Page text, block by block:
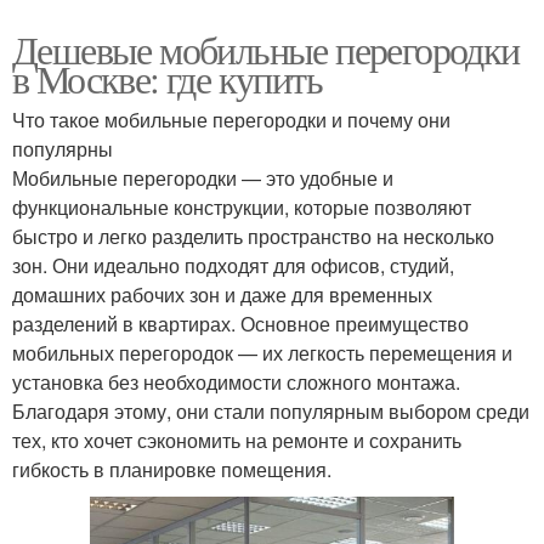
Дешевые мобильные перегородки
в Москве: где купить
Что такое мобильные перегородки и почему они
популярны
Мобильные перегородки — это удобные и
функциональные конструкции, которые позволяют
быстро и легко разделить пространство на несколько
зон. Они идеально подходят для офисов, студий,
домашних рабочих зон и даже для временных
разделений в квартирах. Основное преимущество
мобильных перегородок — их легкость перемещения и
установка без необходимости сложного монтажа.
Благодаря этому, они стали популярным выбором среди
тех, кто хочет сэкономить на ремонте и сохранить
гибкость в планировке помещения.